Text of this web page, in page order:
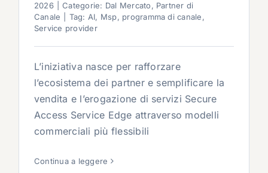
2026
Categorie: Dal Mercato, Partner di
Canale
Tag: AI, Msp, programma di canale,
Service provider
L’iniziativa nasce per rafforzare
l’ecosistema dei partner e semplificare la
vendita e l’erogazione di servizi Secure
Access Service Edge attraverso modelli
commerciali più flessibili
Continua a leggere